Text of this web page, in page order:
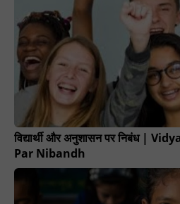
विद्यार्थी और अनुशासन पर निबंध |
Par Nibandh